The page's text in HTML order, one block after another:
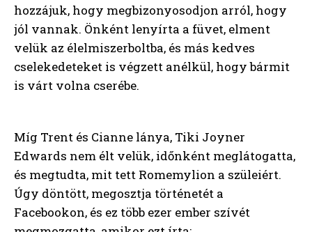
hozzájuk, hogy megbizonyosodjon arról, hogy
jól vannak. Önként lenyírta a füvet, elment
velük az élelmiszerboltba, és más kedves
cselekedeteket is végzett anélkül, hogy bármit
is várt volna cserébe.
Míg Trent és Cianne lánya, Tiki Joyner
Edwards nem élt velük, időnként meglátogatta,
és megtudta, mit tett Romemylion a szüleiért.
Úgy döntött, megosztja történetét a
Facebookon, és ez több ezer ember szívét